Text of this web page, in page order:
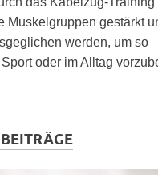
Muskelgruppen gestärkt
werden, um so
oder im Alltag